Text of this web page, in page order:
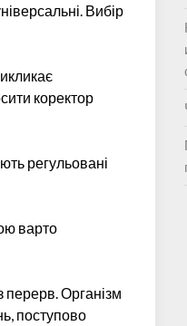
Вибір
коректор
регульовані
варто
Організм
поступово